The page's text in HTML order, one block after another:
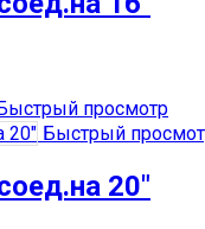
просмотр
Быстрый
20″